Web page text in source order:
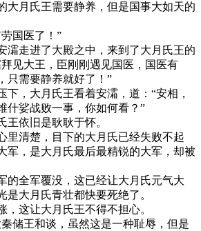
大月氏王需要静养，但是国事大如天的
国医了！”
灀走进了大殿之中，来到了大月氏王的
见大王，臣刚刚遇见国医，国医有
只需要静养就好了！”
下，大月氏王看着安灀，道：“安相，
什娑战败一事，你如何看？”
王依旧是耿耿于怀。
里清楚，目下的大月氏已经失败不起
军，是大月氏最后最精锐的大军，却被
的全军覆没，这已经让大月氏元气大
是大月氏青壮都快要死绝了。
，这让大月氏王不得不担心。
储王和谈，虽然这是一种耻辱，但是